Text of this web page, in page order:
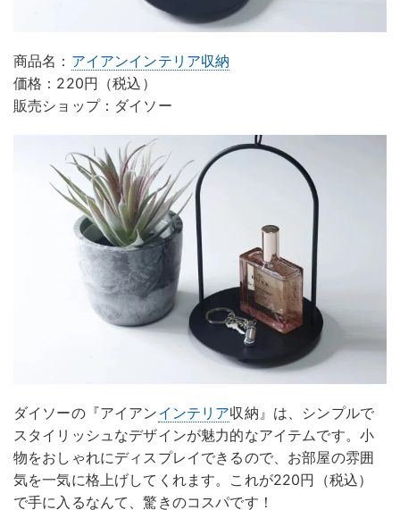
商品名： アイアンインテリア収納
価格：220円（税込）
販売ショップ：ダイソー
ダイソーの『アイアンインテリア収納』は、シンプルで
スタイリッシュなデザインが魅力的なアイテムです。小
物をおしゃれにディスプレイできるので、お部屋の雰囲
気を一気に格上げしてくれます。これが220円（税込）
で手に入るなんて、驚きのコスパです！